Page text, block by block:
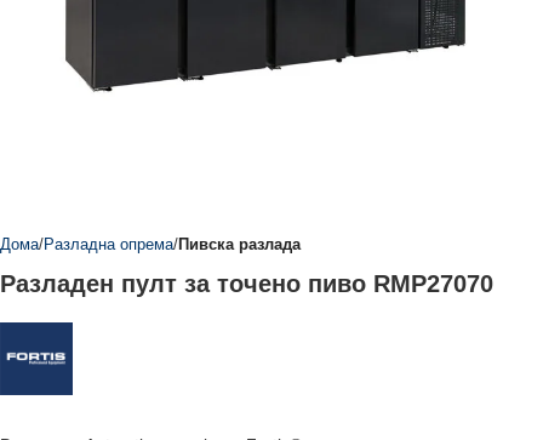
Дома Разладна опрема Пивска разлада
Разладен пулт за точено пиво RMP27070